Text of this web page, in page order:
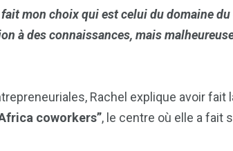
mon choix qui est celui du domaine
à des connaissances, mais
Rachel explique avoir fait
coworkers”, le centre où elle a fait